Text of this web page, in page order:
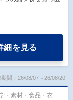
細を見る
期間：26/08/07～26/08/20
・素材・食品・衣